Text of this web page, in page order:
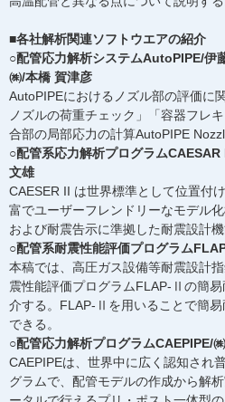
■各社解析関連ソフトウエアの紹介
○配管応力解析システムAutoPIPE/伊
㈱/本橋 賀津彦
AutoPIPEにおけるノズル部の評価に
ノズルの荷重チェック」「容器フレ
合部の局部応力の計算AutoPIPE
○配管系応力解析プログラム
文雄
CAESER II は世界標準として位置付
富でユーザーフレンドリーなモデル
および耐震告示に準拠した耐震設計機
○配管系耐震性能評価プログラム
本稿では、高圧ガス設備等耐震設計
震性能評価プログラムFLAP-Ⅱの簡
介する。FLAP-Ⅱを用いることで簡
できる。
○配管応力解析プログラム
CAEPIPEは、世界中に広く認知され
グラムで、配管モデルの作成から解